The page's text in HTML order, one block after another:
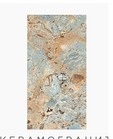
глянцевая
Bla (керамогранит)
классический
MPL-062342